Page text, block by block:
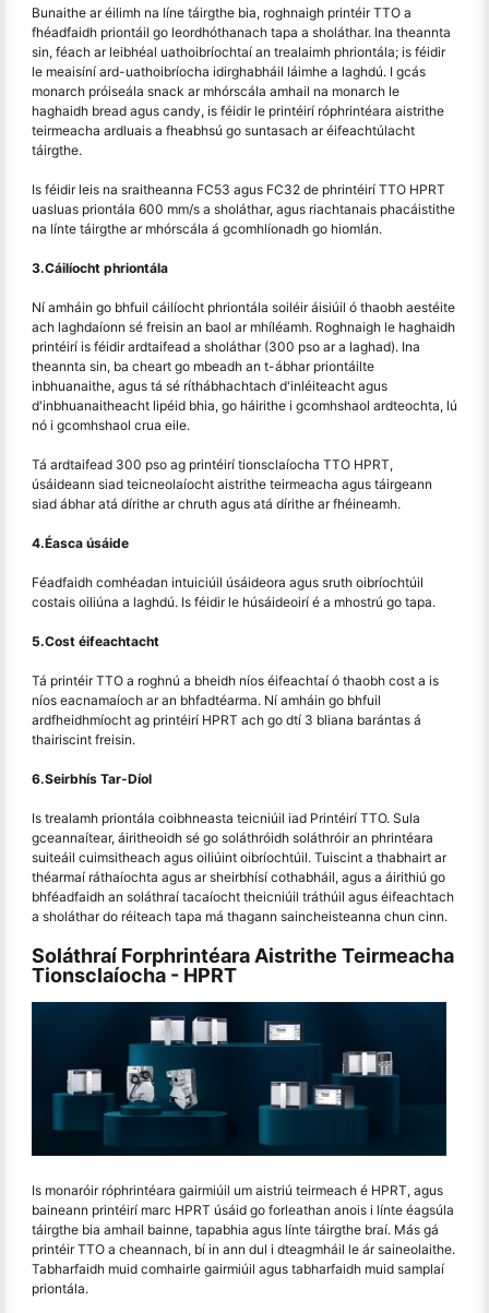
Bunaithe ar éilimh na líne táirgthe bia, roghnaigh printéir TTO a
fhéadfaidh priontáil go leordhóthanach tapa a sholáthar. Ina theannta
sin, féach ar leibhéal uathoibríochtaí an trealaimh phriontála; is féidir
le meaisíní ard-uathoibríocha idirghabháil láimhe a laghdú. I gcás
monarch próiseála snack ar mhórscála amhail na monarch le
haghaidh bread agus candy, is féidir le printéirí róphrintéara aistrithe
teirmeacha ardluais a fheabhsú go suntasach ar éifeachtúlacht
táirgthe.
Is féidir leis na sraitheanna FC53 agus FC32 de phrintéirí TTO HPRT
uasluas priontála 600 mm/s a sholáthar, agus riachtanais phacáistithe
na línte táirgthe ar mhórscála á gcomhlíonadh go hiomlán.
3.Cáilíocht phriontála
Ní amháin go bhfuil cáilíocht phriontála soiléir áisiúil ó thaobh aestéite
ach laghdaíonn sé freisin an baol ar mhíléamh. Roghnaigh le haghaidh
printéirí is féidir ardtaifead a sholáthar (300 pso ar a laghad). Ina
theannta sin, ba cheart go mbeadh an t-ábhar priontáilte
inbhuanaithe, agus tá sé ríthábhachtach d'inléiteacht agus
d'inbhuanaitheacht lipéid bhia, go háirithe i gcomhshaol ardteochta, lú
nó i gcomhshaol crua eile.
Tá ardtaifead 300 pso ag printéirí tionsclaíocha TTO HPRT,
úsáideann siad teicneolaíocht aistrithe teirmeacha agus táirgeann
siad ábhar atá dírithe ar chruth agus atá dírithe ar fhéineamh.
4.Éasca úsáide
Féadfaidh comhéadan intuiciúil úsáideora agus sruth oibríochtúil
costais oiliúna a laghdú. Is féidir le húsáideoirí é a mhostrú go tapa.
5.Cost éifeachtacht
Tá printéir TTO a roghnú a bheidh níos éifeachtaí ó thaobh cost a is
níos eacnamaíoch ar an bhfadtéarma. Ní amháin go bhfuil
ardfheidhmíocht ag printéirí HPRT ach go dtí 3 bliana barántas á
thairiscint freisin.
6.Seirbhís Tar-Díol
Is trealamh priontála coibhneasta teicniúil iad Printéirí TTO. Sula
gceannaítear, áiritheoidh sé go soláthróidh soláthróir an phrintéara
suiteáil cuimsitheach agus oiliúint oibríochtúil. Tuiscint a thabhairt ar
théarmaí ráthaíochta agus ar sheirbhísí cothabháil, agus a áirithiú go
bhféadfaidh an soláthraí tacaíocht theicniúil tráthúil agus éifeachtach
a sholáthar do réiteach tapa má thagann saincheisteanna chun cinn.
Soláthraí Forphrintéara Aistrithe Teirmeacha
Tionsclaíocha - HPRT
Is monaróir róphrintéara gairmiúil um aistriú teirmeach é HPRT, agus
baineann printéirí marc HPRT úsáid go forleathan anois i línte éagsúla
táirgthe bia amhail bainne, tapabhia agus línte táirgthe braí. Más gá
printéir TTO a cheannach, bí in ann dul i dteagmháil le ár saineolaithe.
Tabharfaidh muid comhairle gairmiúil agus tabharfaidh muid samplaí
priontála.